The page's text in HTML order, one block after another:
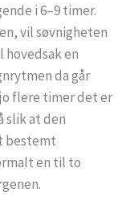
i 6–9 timer.
vil søvnigheten
hovedsak en
da går
flere timer det er
slik at den
bestemt
en til to